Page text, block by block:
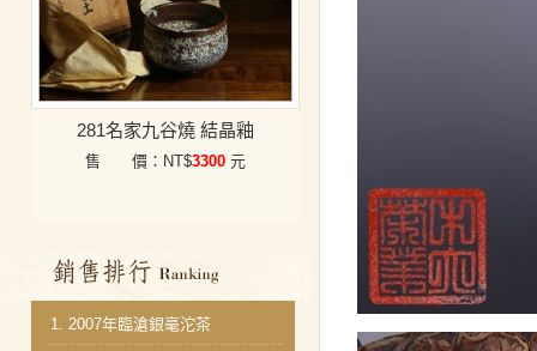
281名家九谷燒 結晶釉
售 價：NT$3300 元
銷售排行
1. 2007年臨滄銀毫沱茶